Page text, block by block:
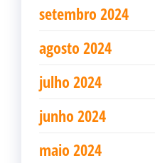
setembro 2024
agosto 2024
julho 2024
junho 2024
maio 2024